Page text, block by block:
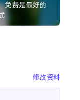
免费是最好的
修改资料